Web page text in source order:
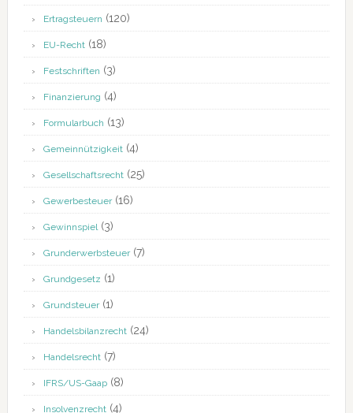
Ertragsteuern (120)
EU-Recht(18)
Festschriften (3)
Finanzierung (4)
Formularbuch (13)
Gemeinnützigkeit(4)
Gesellschaftsrecht(25)
Gewerbesteuer(16)
Gewinnspiel(3)
Grunderwerbsteuer(7)
Grundgesetz (1)
Grundsteuer(1)
Handelsbilanzrecht(24)
Handelsrecht(7)
IFRS/US-Gaap(8)
Insolvenzrecht(4)